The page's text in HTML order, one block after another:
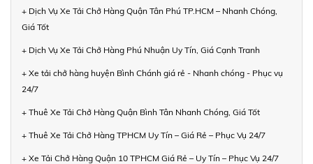
+ Dịch Vụ Xe Tải Chở Hàng Quận Tân Phú TP.HCM – Nhanh Chóng,
Giá Tốt
+ Dịch Vụ Xe Tải Chở Hàng Phú Nhuận Uy Tín, Giá Cạnh Tranh
+ Xe tải chở hàng huyện Bình Chánh giá rẻ - Nhanh chóng - Phục vụ
24/7
+ Thuê Xe Tải Chở Hàng Quận Bình Tân Nhanh Chóng, Giá Tốt
+ Thuê Xe Tải Chở Hàng TPHCM Uy Tín – Giá Rẻ – Phục Vụ 24/7
+ Xe Tải Chở Hàng Quận 10 TPHCM Giá Rẻ – Uy Tín – Phục Vụ 24/7